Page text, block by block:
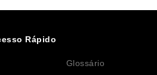
Rápido
Glossário